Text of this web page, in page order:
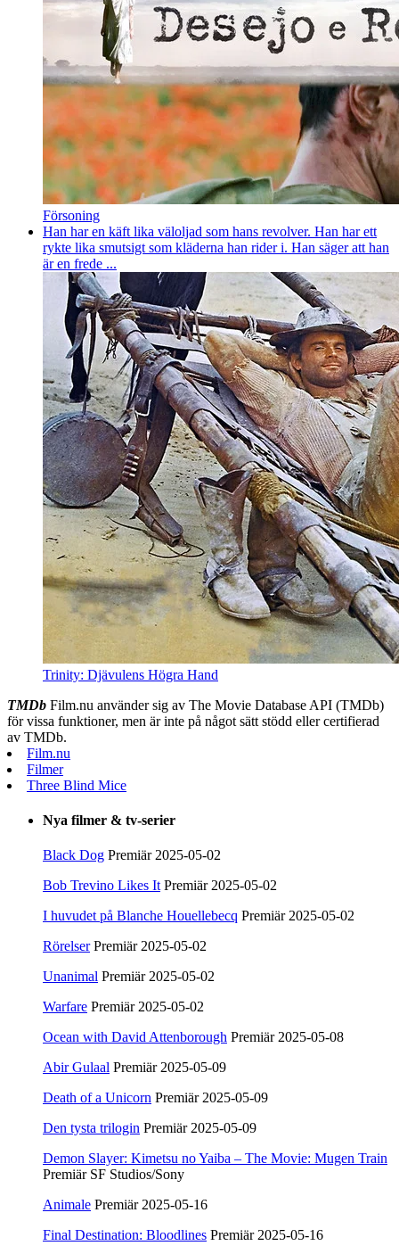
Försoning
Han har en käft lika väloljad som hans revolver. Han har ett
rykte lika smutsigt som kläderna han rider i. Han säger att han
är en frede ...
Trinity: Djävulens Högra Hand
TMDb Film.nu använder sig av The Movie Database API (TMDb)
för vissa funktioner, men är inte på något sätt stödd eller certifierad
av TMDb.
Film.nu
Filmer
Three Blind Mice
Nya filmer & tv-serier
Black Dog Premiär 2025-05-02
Bob Trevino Likes It Premiär 2025-05-02
I huvudet på Blanche Houellebecq Premiär 2025-05-02
Rörelser Premiär 2025-05-02
Unanimal Premiär 2025-05-02
Warfare Premiär 2025-05-02
Ocean with David Attenborough Premiär 2025-05-08
Abir Gulaal Premiär 2025-05-09
Death of a Unicorn Premiär 2025-05-09
Den tysta trilogin Premiär 2025-05-09
Demon Slayer: Kimetsu no Yaiba – The Movie: Mugen Train
Premiär SF Studios/Sony
Animale Premiär 2025-05-16
Final Destination: Bloodlines Premiär 2025-05-16